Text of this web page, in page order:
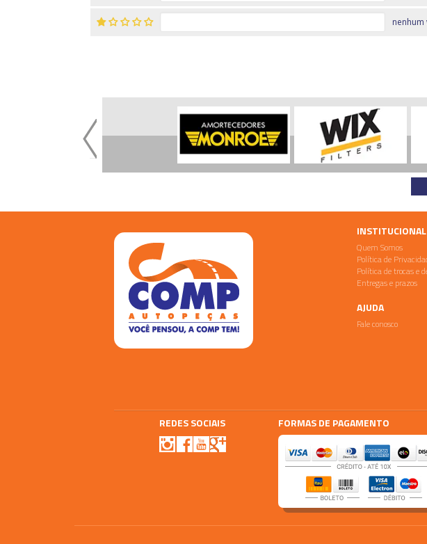
nenhum
INSTITUCIONAL
Quem Somos
Política de
Política de trocas e
Entregas e prazos
AJUDA
Fale conosco
REDES SOCIAIS FORMAS DE PAGAMENTO